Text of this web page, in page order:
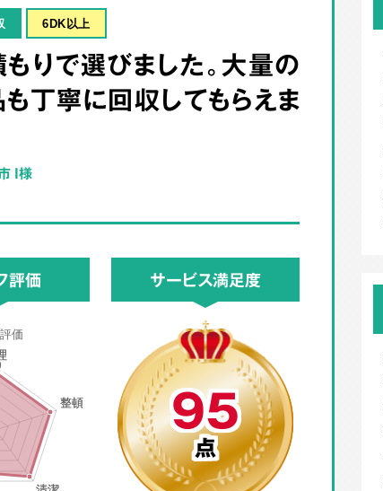
6DK以上
りで選びました。大量の
丁寧に回収してもらえま
I様
評価 サービス満足度
95
点